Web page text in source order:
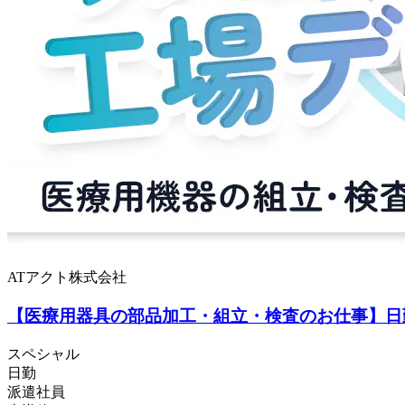
ATアクト株式会社
【医療用器具の部品加工・組立・検査のお仕事】
スペシャル
日勤
派遣社員